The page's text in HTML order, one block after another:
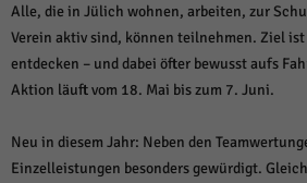
Alle, die in Jülich wohnen, arbeiten, zur
Verein aktiv sind, können teilnehmen. Ziel ist
entdecken – und dabei öfter bewusst aufs
Aktion läuft vom 18. Mai bis zum 7. Juni.
Neu in diesem Jahr: Neben den
Einzelleistungen besonders gewürdigt.
Statistiken (1)
Statistik Cookies erfassen Informationen anonym.
uns zu verstehen, wie unsere Besucher unsere
Marketing (1)